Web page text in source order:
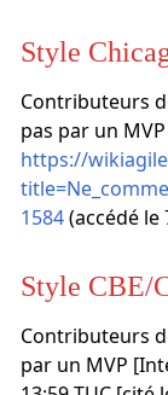
Style
Contributeurs
pas par un MVP
https://
1584(accédé le
Style CBE/
Contributeurs
par un MVP